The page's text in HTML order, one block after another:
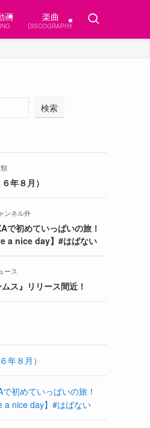
画 楽曲
DISCOGRAPHY
検索
年８月）
ンネル外
で初めていっぱいの旅！
a nice day】#はばない
ース
ス』リリース間近！
年８月）
初めていっぱいの旅！
a nice day】#はばない